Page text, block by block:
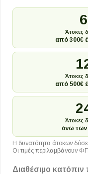
6
Άτοκες
από 300€
Άτοκες
από 500€
Άτοκες
άνω των
Η δυνατότητα άτοκων
Οι τιμές περιλαμβάνουν
Διαθέσιμο κατόπιν